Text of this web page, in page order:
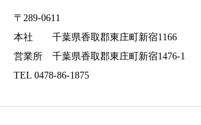
〒289-0611
本社 千葉県香取郡東庄町新宿1166
営業所 千葉県香取郡東庄町新宿1476-1
TEL 0478-86-1875